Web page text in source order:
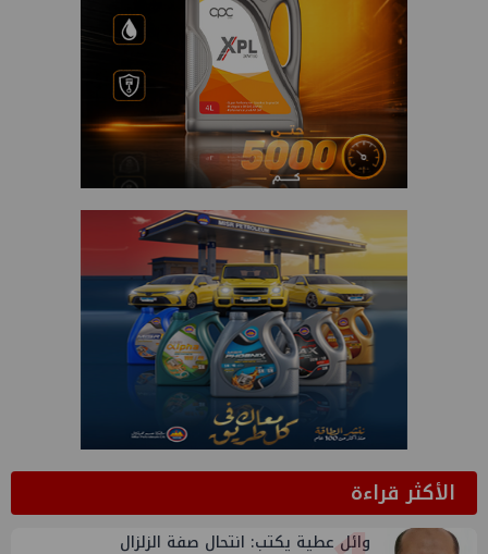
الأكثر قراءة
وائل عطية يكتب: انتحال صفة الزلزال